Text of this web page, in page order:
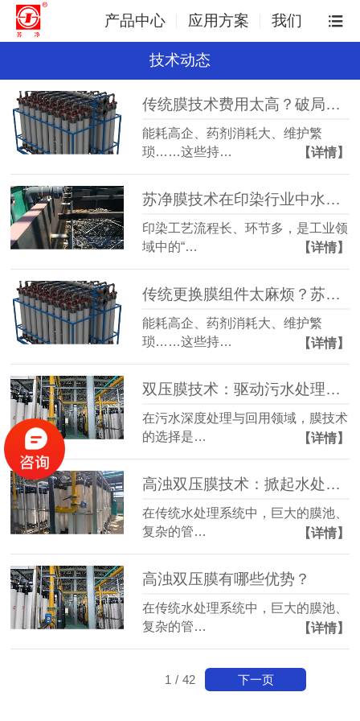
产品中心 应用方案 我们
技术动态
传统膜技术费用太高？破局成本困局，双压膜成本立省30%
能耗高企、药剂消耗大、维护繁
琐……这些持…
【详情】
苏净膜技术在印染行业中水回用的应用
印染工艺流程长、环节多，是工业领
域中的“…
【详情】
传统更换膜组件太麻烦？苏净双压膜只需要换膜芯！
能耗高企、药剂消耗大、维护繁
琐……这些持…
【详情】
双压膜技术：驱动污水处理效率的革新性突破
在污水深度处理与回用领域，膜技术
的选择是…
【详情】
高浊​双压膜技术：掀起水处理行业的效率革命与成本重构
在传统水处理系统中，巨大的膜池、
复杂的管…
【详情】
高浊双压膜有哪些优势？
在传统水处理系统中，巨大的膜池、
复杂的管…
【详情】
1 / 42 下一页